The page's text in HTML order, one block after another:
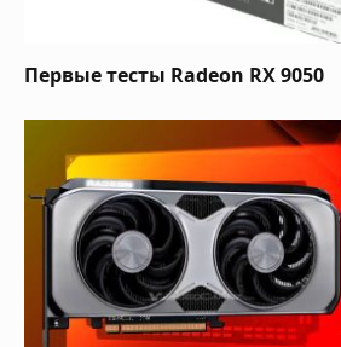
Первые тесты Radeon RX 9050